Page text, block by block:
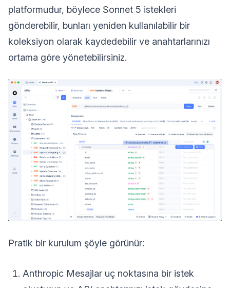
platformudur, böylece Sonnet 5 istekleri
gönderebilir, bunları yeniden kullanılabilir bir
koleksiyon olarak kaydedebilir ve anahtarlarınızı
ortama göre yönetebilirsiniz.
Pratik bir kurulum şöyle görünür:
Anthropic Mesajlar uç noktasına bir istek